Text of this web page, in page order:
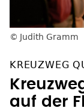
Judith Gramm
KREUZWEG
auf der